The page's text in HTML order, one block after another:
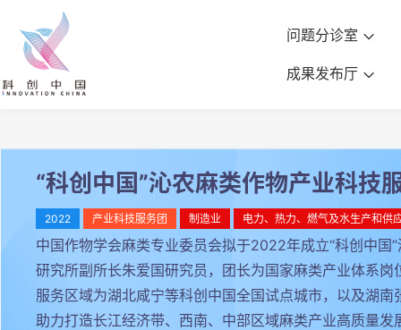
问题分诊室
成果发布厅
“科创中国”沁农麻类作物产业科技
2022 产业科技服务团 制造业 电力、热力、燃气及水生产和供
中国作物学会麻类专业委员会拟于2022年成立“科创中
研究所副所长朱爱国研究员，团长为国家麻类产业体系
服务区域为湖北咸宁等科创中国全国试点城市，以及湖
助力打造长江经济带、西南、中部区域麻类产业高质量